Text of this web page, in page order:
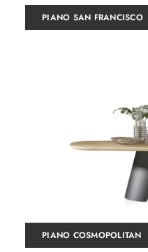
PIANO SAN FRANCISCO
PIANO COSMOPOLITAN